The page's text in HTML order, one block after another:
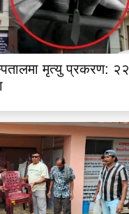
मृत्यु प्रकरण: २२